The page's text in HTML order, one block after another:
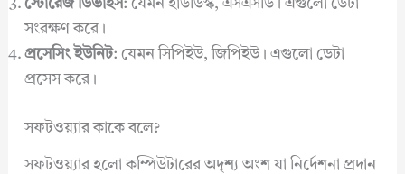
স্টোরেজ ডিভাইস: যেমন হার্ডডিস্ক, এসএসডি। এগুলো ডেটা
সংরক্ষণ করে।
প্রসেসিং ইউনিট: যেমন সিপিইউ, জিপিইউ। এগুলো ডেটা
প্রসেস করে।
সফটওয়্যার কাকে বলে?
সফটওয়্যার হলো কম্পিউটারের অদৃশ্য অংশ যা নির্দেশনা প্রদান